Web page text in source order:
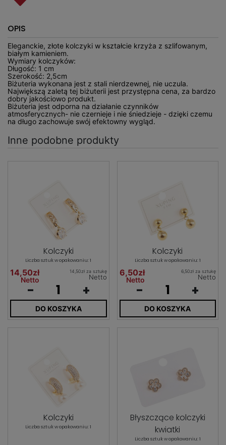
OPIS
Eleganckie, złote kolczyki w kształcie krzyża z szlifowanym,
białym kamieniem.
Wymiary kolczyków:
Długość: 1 cm
Szerokość: 2,5cm
Biżuteria wykonana jest z stali nierdzewnej, nie uczula.
Największą zaletą tej biżuterii jest przystępna cena, za bardzo
dobry jakościowo produkt.
Biżuteria jest odporna na działanie czynników
atmosferycznych- nie czernieje i nie śniedzieje - dzięki czemu
na długo zachowuje swój efektowny wygląd.
Inne podobne produkty
Kolczyki
Liczba sztuk w opakowaniu: 1
14,50zł
Netto
14,50zł za sztukę
Netto
- +
DO KOSZYKA
Kolczyki
Liczba sztuk w opakowaniu: 1
6,50zł
Netto
6,50zł za sztukę
Netto
- +
DO KOSZYKA
Kolczyki
Liczba sztuk w opakowaniu: 1
Błyszczące kolczyki
kwiatki
Liczba sztuk w opakowaniu: 1